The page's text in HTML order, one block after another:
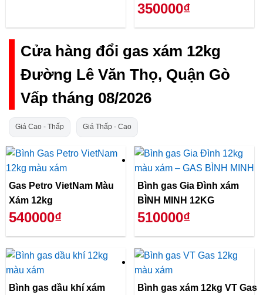
350000₫
Cửa hàng đổi gas xám 12kg
Đường Lê Văn Thọ, Quận Gò
Vấp tháng 08/2026
Giá Cao - Thấp Giá Thấp - Cao
Gas Petro VietNam Màu
Xám 12kg
540000₫
Bình gas Gia Đình xám
BÌNH MINH 12KG
510000₫
Bình gas dầu khí xám
Bình gas xám 12kg VT Gas